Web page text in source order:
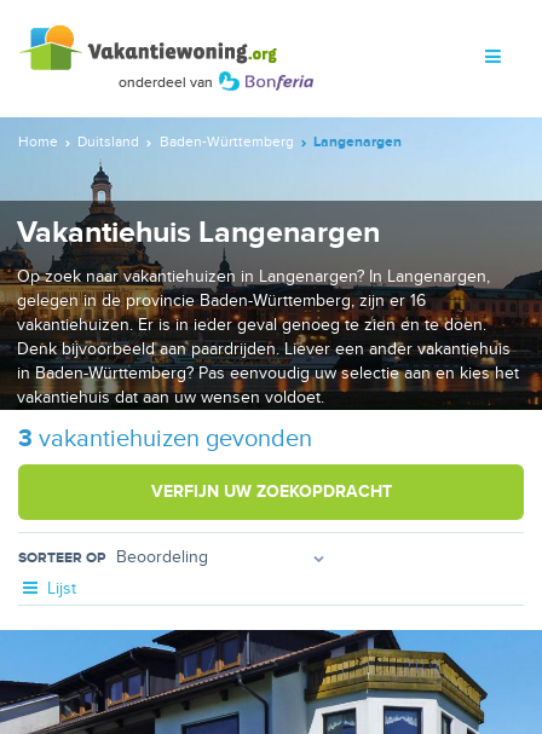
Home Duitsland Baden-Württemberg Langenargen
Vakantiehuis Langenargen
Op zoek naar vakantiehuizen in Langenargen? In Langenargen,
gelegen in de provincie Baden-Württemberg, zijn er 16
vakantiehuizen. Er is in ieder geval genoeg te zien en te doen.
Denk bijvoorbeeld aan paardrijden. Liever een ander vakantiehuis
in Baden-Württemberg? Pas eenvoudig uw selectie aan en kies het
vakantiehuis dat aan uw wensen voldoet.
3 vakantiehuizen gevonden
VERFIJN UW ZOEKOPDRACHT
SORTEER OP
Lijst